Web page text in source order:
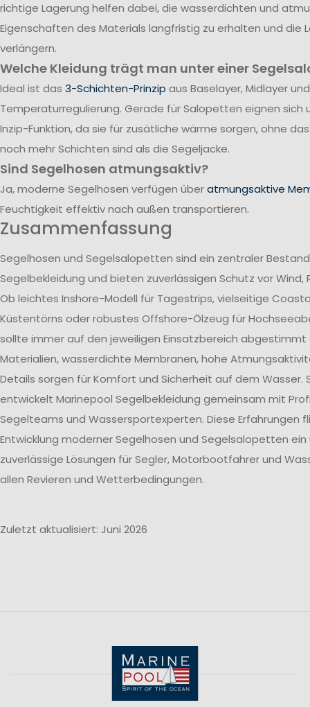
richtige Lagerung helfen dabei, die wasserdichten und
Eigenschaften des Materials langfristig zu erhalten und die
verlängern.
Welche Kleidung trägt man unter einer
Ideal ist das 3-Schichten-Prinzip aus Baselayer, Midlayer
Temperaturregulierung. Gerade für Salopetten eignen sich
Inzip-Funktion, da sie für zusätliche wärme sorgen, ohne
noch mehr Schichten sind als die Segeljacke.
Sind Segelhosen atmungsaktiv?
Ja, moderne Segelhosen verfügen überatmungsaktive
Feuchtigkeit effektiv nach außen transportieren.
Zusammenfassung
Segelhosen und Segelsalopetten sind ein zentraler
Segelbekleidung und bieten zuverlässigen Schutz vor Wind,
Ob leichtes Inshore-Modell für Tagestrips, vielseitige
Küstentörns oder robustes Offshore-Ölzeug für
sollte immer auf den jeweiligen Einsatzbereich abgestimmt
Materialien, wasserdichte Membranen, hohe
Details sorgen für Komfort und Sicherheit auf dem Wasser.
entwickelt Marinepool Segelbekleidung gemeinsam mit
Segelteams und Wassersportexperten. Diese Erfahrungen
Entwicklung moderner Segelhosen und Segelsalopetten
zuverlässige Lösungen für Segler, Motorbootfahrer und
allen Revieren und Wetterbedingungen.
Zuletzt aktualisiert: Juni 2026